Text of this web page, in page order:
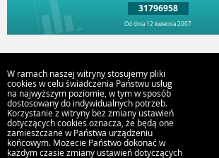
31796958
Od dnia 12 kwietnia 2007
Urząd Gminy i Miasta Rychwał
Plac Wolności 16, 62-570 Rychwał
W ramach naszej witryny stosujemy pliki
cookies w celu świadczenia Państwu usług
na najwyższym poziomie, w tym w sposób
dostosowany do indywidualnych potrzeb.
Korzystanie z witryny bez zmiany ustawień
dotyczących cookies oznacza, że będą one
zamieszczane w Państwa urządzeniu
końcowym. Możecie Państwo dokonać w
każdym czasie zmiany ustawień dotyczących